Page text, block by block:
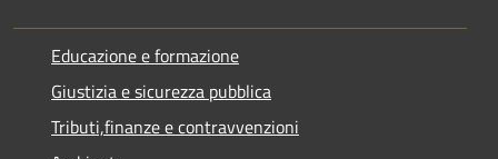
Educazione e formazione
Giustizia e sicurezza pubblica
Tributi,finanze e contravvenzioni